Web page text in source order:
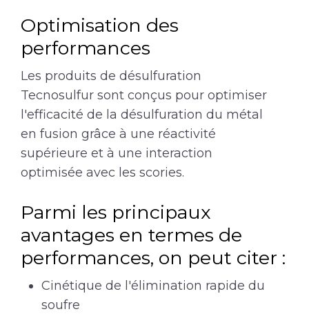
Optimisation des
performances
Les produits de désulfuration
Tecnosulfur sont conçus pour optimiser
l'efficacité de la désulfuration du métal
en fusion grâce à une réactivité
supérieure et à une interaction
optimisée avec les scories.
Parmi les principaux
avantages en termes de
performances, on peut citer :
Cinétique de l'élimination rapide du
soufre